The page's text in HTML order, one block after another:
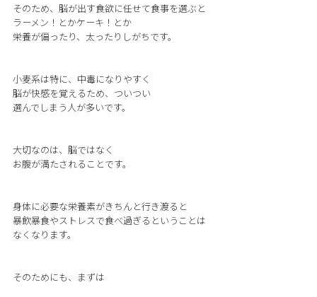
そのため、脳が出す食欲に任せて食事を選ぶと
ラーメン！とかケーキ！とか
栄養が偏ったり、太ったりしがちです。
小麦系は特に、中毒になりやすく
脳が快感を覚えるため、ついつい
選んでしまう人が多いです。
大切なのは、脳ではなく
お腹が満たされることです。
身体に必要な栄養素がきちんと行き渡ると
暴飲暴食やストレスで食べ過ぎるということは
なくなります。
そのためにも、まずは